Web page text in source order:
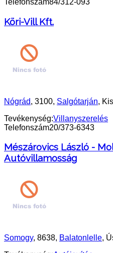
Telefonszám84/312-093
Köri-Vill Kft.
Nógrád, 3100, Salgótarján,
Tevékenység:Villanyszerelés
Telefonszám20/373-6343
Mészárovics László -
Autóvillamosság
Somogy, 8638, Balatonlelle,